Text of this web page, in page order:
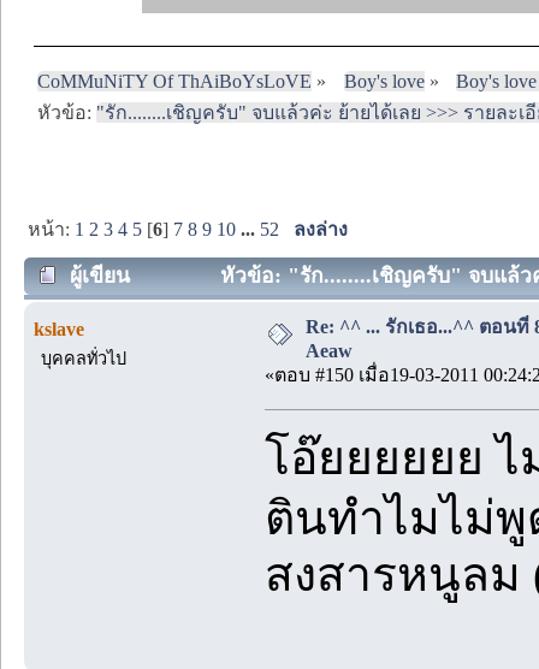
CoMMuNiTY Of ThAiBoYsLoVE » Boy's love»
Boy's
หัวข้อ: "รัก........เชิญครับ" จบแล้วค่ะ ย้ายได้เลย >>> รายละเ
หน้า: 1 2 3 4 5 [6] 7 8 9 10 ... 52 ลงล่าง
ผู้เขียน หัวข้อ: "รัก........เชิญครับ" จบแล้วค่
kslave
บุคคลทั่วไป
Re: ^^ ... รักเธอ...^^ ตอนที่
Aeaw
«ตอบ #150 เมื่อ19-03-2011
โอ๊ยยยยยย
ตินทำไมไม่
สงสารหนูลม